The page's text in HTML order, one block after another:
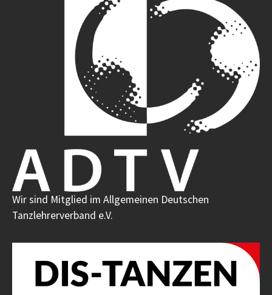
Wir sind Mitglied im Allgemeinen Deutschen
Tanzlehrerverband e.V.